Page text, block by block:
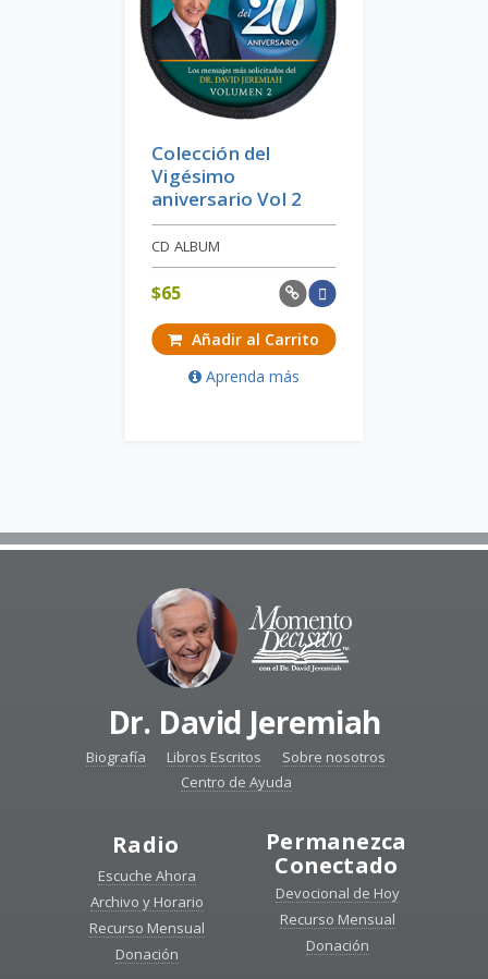
Colección del
Vigésimo
aniversario Vol 2
CD ALBUM
$65
Añadir al Carrito
Aprenda más
Dr. David Jeremiah
Biografía Libros Escritos
Sobre nosotros
Centro de Ayuda
Radio
Escuche Ahora
Archivo y Horario
Recurso Mensual
Donación
Permanezca
Conectado
Devocional de Hoy
Recurso Mensual
Donación